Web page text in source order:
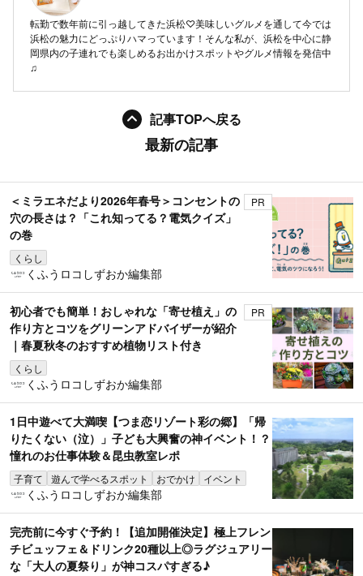
転勤で数年前に引っ越してきた浜松♡美味しいグルメを通して今では
浜松の魅力にどっぷりハマっています！そんな私が、浜松を中心に静
岡県内の子連れでも楽しめるお出かけスポットやグルメ情報を発信中
♫
記事TOPへ戻る
最新の記事
＜ミラエネだより2026年春号＞コンセントの
穴の長さは？「これ知ってる？電気クイズ」
の巻
くらし
PR
くふうロコしずおか編集部
初心者でも簡単！おしゃれな「寄せ植え」の
作り方とコツをグリーンアドバイザーが紹介
｜春夏秋冬のおすすめ植物リスト付き
くらし
PR
くふうロコしずおか編集部
1日中遊べて大満喫【つま恋リゾート彩の郷】「帰
りたくない（泣）」子ども大興奮の神イベント！？
憧れのお仕事体験＆昆虫教室レポ
子育て 遊んで学べるスポット おでかけ イベント
くふうロコしずおか編集部
完売前に今すぐ予約！【追加開催決定】極上フレン
チビュッフェ＆ドリンク20種以上◎ラグジュアリー
な「大人の夏祭り」が神コスパすぎる♪